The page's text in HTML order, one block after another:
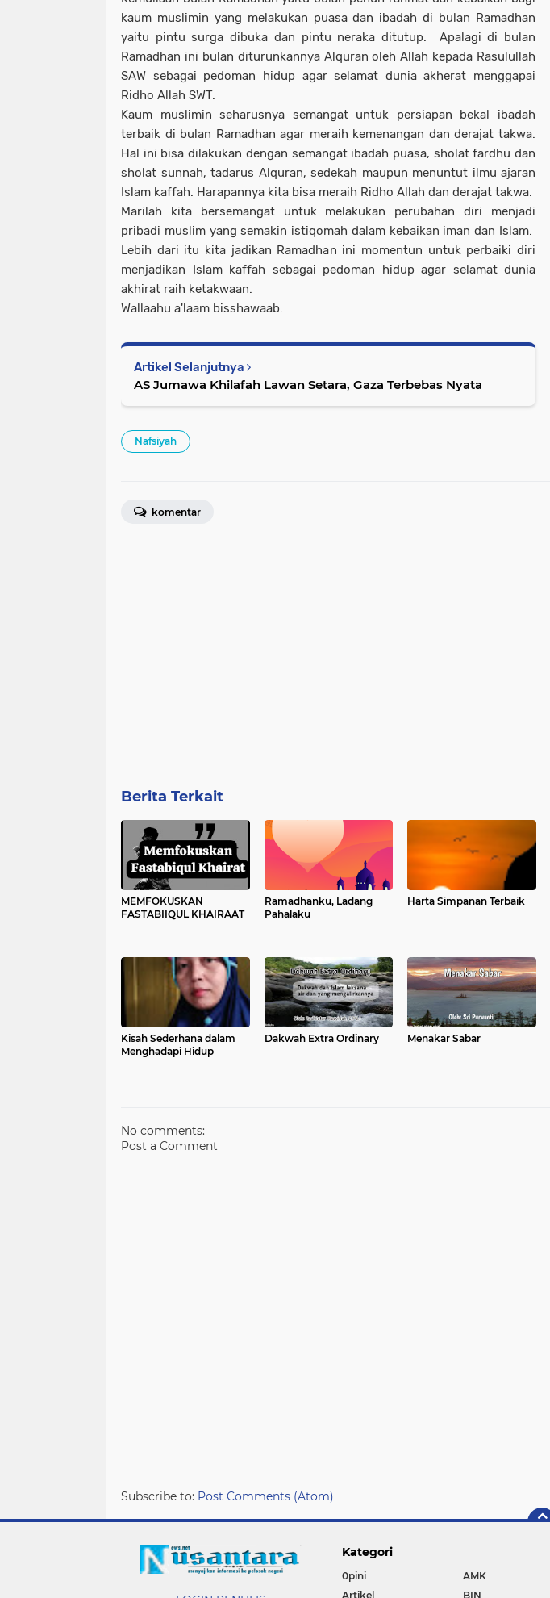
kaum muslimin yang melakukan puasa dan ibadah di bulan Ramadhan
yaitu pintu surga dibuka dan pintu neraka ditutup. Apalagi di bulan
Ramadhan ini bulan diturunkannya Alquran oleh Allah kepada Rasulullah
SAW sebagai pedoman hidup agar selamat dunia akherat menggapai
Ridho Allah SWT.
Kaum muslimin seharusnya semangat untuk persiapan bekal ibadah
terbaik di bulan Ramadhan agar meraih kemenangan dan derajat takwa.
Hal ini bisa dilakukan dengan semangat ibadah puasa, sholat fardhu dan
sholat sunnah, tadarus Alquran, sedekah maupun menuntut ilmu ajaran
Islam kaffah. Harapannya kita bisa meraih Ridho Allah dan derajat takwa.
Marilah kita bersemangat untuk melakukan perubahan diri menjadi
pribadi muslim yang semakin istiqomah dalam kebaikan iman dan Islam.
Lebih dari itu kita jadikan Ramadhan ini momentun untuk perbaiki diri
menjadikan Islam kaffah sebagai pedoman hidup agar selamat dunia
akhirat raih ketakwaan.
Wallaahu a'laam bisshawaab.
Artikel Selanjutnya
AS Jumawa Khilafah Lawan Setara, Gaza Terbebas Nyata
Nafsiyah
komentar
Berita Terkait
MEMFOKUSKAN
FASTABIIQUL KHAIRAAT
Ramadhanku, Ladang
Pahalaku
Harta Simpanan Terbaik
Kisah Sederhana dalam
Menghadapi Hidup
Dakwah Extra Ordinary Menakar Sabar
No comments:
Post a Comment
Subscribe to: Post Comments (Atom)
Kategori
0pini AMK
Artikel
BIN